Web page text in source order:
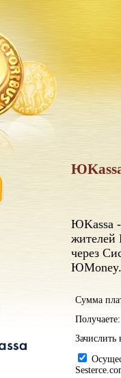
ЮKassa -
жителей
через
ЮMoney.
Сумма
Получаете:
Зачислить